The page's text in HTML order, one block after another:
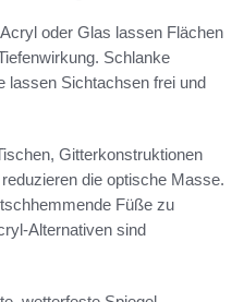
oder Glas lassen Flächen
Schlanke
lassen Sichtachsen frei und
Gitterkonstruktionen
die optische Masse.
Füße zu
Alternativen sind